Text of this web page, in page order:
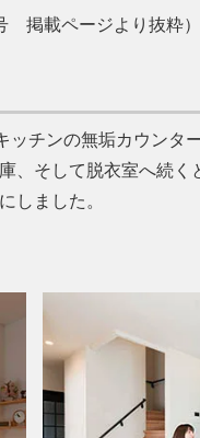
掲載ページより抜粋）
ッチンの無垢カウンタ
、そして脱衣室へ続
しました。